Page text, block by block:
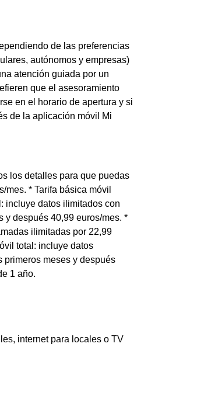
de las preferencias
autónomos y empresas)
atención guiada por un
que el asesoramiento
en el horario de apertura y si
de la aplicación móvil Mi
los detalles para que puedas
* Tarifa básica móvil
incluye datos ilimitados con
y después 40,99 euros/mes. *
ilimitadas por 22,99
total: incluye datos
primeros meses y después
1 año.
internet para locales o TV